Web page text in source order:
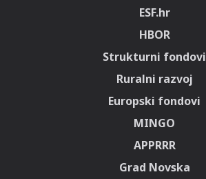
ESF.hr
HBOR
Strukturni fondovi
Ruralni razvoj
Europski fondovi
MINGO
APPRRR
Grad Novska